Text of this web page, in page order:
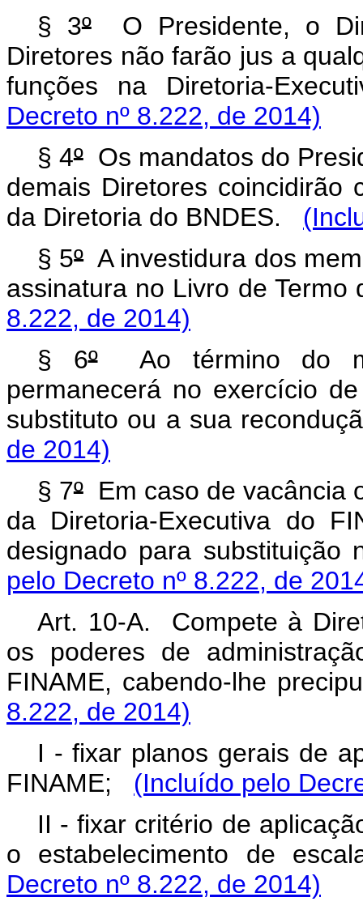
§ 3ºO Presidente, o
Diretores não farão jus a
funções na Diretoria-
Decreto nº 8.222, de 2014)
§ 4ºOs mandatos do
demais Diretores coincidirão
da Diretoria do BNDES.
§ 5ºA investidura dos
assinatura no Livro de
8.222, de 2014)
§ 6ºAo término do
permanecerá no exercício
substituto ou a sua
de 2014)
§ 7ºEm caso de vacância
da Diretoria-Executiva do
designado para
pelo Decreto nº 8.222, de
Art. 10-A. Compete à
os poderes de
FINAME, cabendo-lhe
8.222, de 2014)
I - fixar planos gerais de
FINAME; (Incluído pelo
II - fixar critério de
o estabelecimento de
Decreto nº 8.222, de 2014)